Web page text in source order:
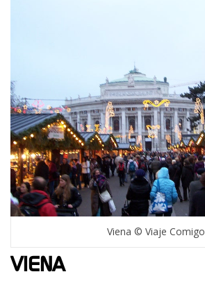
Viena © Viaje Comigo
VIENA